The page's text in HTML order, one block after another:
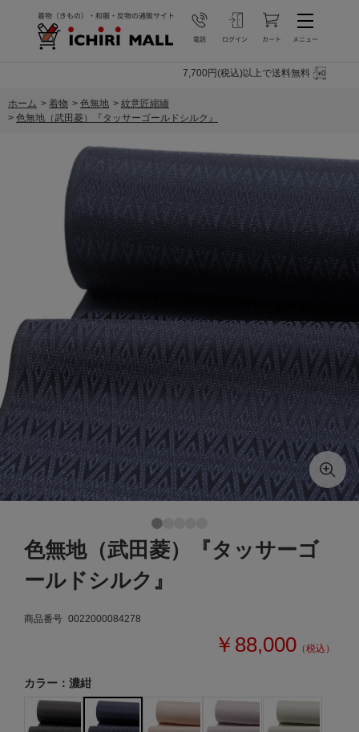
7,700円(税込)以上で送料無料
ホーム > 着物 > 色無地 > 紋意匠縮緬
> 色無地（武田菱）『タッサーゴールドシルク』
色無地（武田菱）『タッサーゴ
ールドシルク』
商品番号 0022000084278
￥88,000 （税込）
カラー：濃紺